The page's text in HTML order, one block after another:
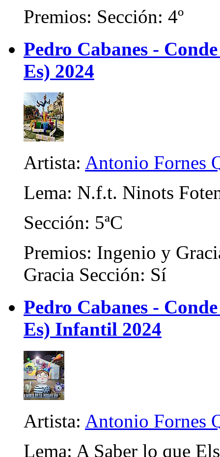
Premios: Sección: 4º
Pedro Cabanes -
Es) 2024
Artista: Antonio Fornes
Lema: N.f.t. Ninots
Sección: 5ªC
Premios: Ingenio y
Gracia Sección: Sí
Pedro Cabanes -
Es) Infantil 2024
Artista: Antonio Fornes
Lema: A Saber lo que